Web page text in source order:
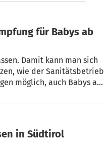
Damit kann man sich
wie der Sanitätsbetrieb